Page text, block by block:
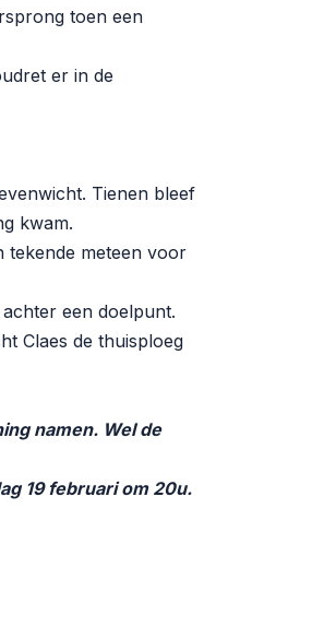
toen een
er in de
Tienen bleef
kwam.
tekende meteen voor
een doelpunt.
Claes de thuisploeg
namen. Wel de
19 februari om 20u.